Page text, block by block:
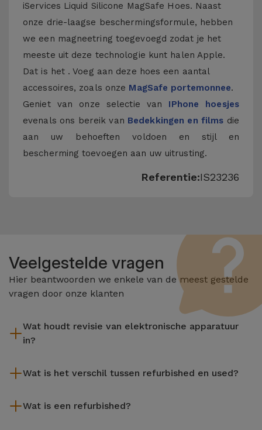
iServices Liquid Silicone MagSafe Hoes. Naast
onze drie-laagse beschermingsformule, hebben
we een magneetring toegevoegd zodat je het
meeste uit deze technologie kunt halen Apple.
Dat is het . Voeg aan deze hoes een aantal
accessoires, zoals onze MagSafe portemonnee.
Geniet van onze selectie van IPhone hoesjes
evenals ons bereik van Bedekkingen en films die
aan uw behoeften voldoen en stijl en
bescherming toevoegen aan uw uitrusting.
Referentie:IS23236
Veelgestelde vragen
Hier beantwoorden we enkele van de meest gestelde
vragen door onze klanten
Wat houdt revisie van elektronische apparatuur
in?
reiniging, en niet te vergeten het repareren van elk defect
apparatuur die door Services wordt gereviseerd,
Wat is het verschil tussen refurbished en used?
getest en voorbereid door gespecialiseerde technici om hun
Wat is een refurbished?